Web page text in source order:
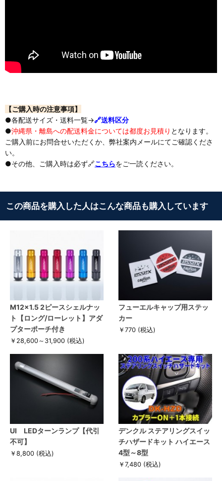
【ご購入時の注意事項】
●各配送サイズ・送料一覧→🔗送料区分
●沖縄県・離島への配送料金については都度お見積り となります。
ご購入前にお問合せいただくか、弊社案内メールにてご確認くださ
い。
●その他、ご購入時は必ず🔗こちらをご一読ください。
この商品を購入した人はこんな商品も購入しています
M12×1.5 2ピースシェルナッ
ト【ロング/ローレット】アダ
プターポーチ付き
￥28,600～31,900 (税込)
フューエルキャップ用ステッ
カー
￥770 (税込)
UI LEDターンランプ【代引
不可】
￥8,800 (税込)
デンクル ステアリングスイッ
チハザードキット ハイエース
4型～8型
￥7,480 (税込)